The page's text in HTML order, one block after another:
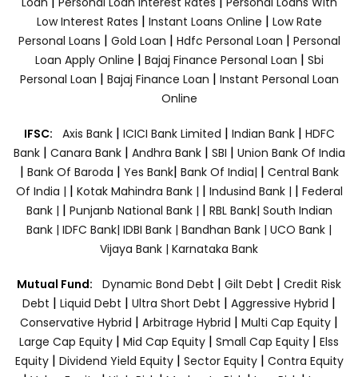
Low Interest Rates | Instant Loans Online | Low Rate
Personal Loans | Gold Loan | Hdfc Personal Loan | Personal
Loan Apply Online | Bajaj Finance Personal Loan | Sbi
Personal Loan | Bajaj Finance Loan | Instant Personal Loan
Online
IFSC: Axis Bank | ICICI Bank Limited | Indian Bank | HDFC
Bank| Canara Bank | Andhra Bank| SBI | Union Bank Of India
| Bank Of Baroda | Yes Bank| Bank Of India| | Central Bank
Of India | | Kotak Mahindra Bank | | Indusind Bank | | Federal
Bank | | Punjanb National Bank | | RBL Bank| South Indian
Bank | IDFC Bank| IDBI Bank | Bandhan Bank | UCO Bank |
Vijaya Bank | Karnataka Bank
Mutual Fund: Dynamic Bond Debt | Gilt Debt | Credit Risk
Debt | Liquid Debt | Ultra Short Debt | Aggressive Hybrid |
Conservative Hybrid | Arbitrage Hybrid | Multi Cap Equity |
Large Cap Equity | Mid Cap Equity | Small Cap Equity | Elss
Equity| Dividend Yield Equity| Sector Equity | Contra Equity